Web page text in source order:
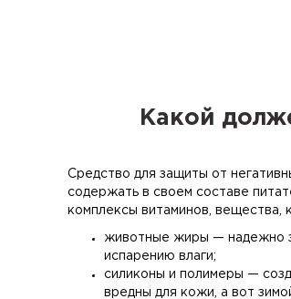
Какой
Средство для защиты от
содержать в своем составе
комплексы витаминов, вещества,
животные жиры — надежно
испарению влаги;
силиконы и полимеры —
вредны для кожи, а вот